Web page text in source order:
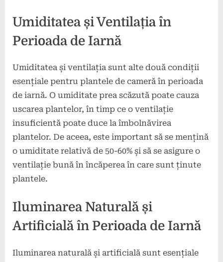
Umiditatea și Ventilația în
Perioada de Iarnă
Umiditatea și ventilația sunt alte două condiții
esențiale pentru plantele de cameră în perioada
de iarnă. O umiditate prea scăzută poate cauza
uscarea plantelor, în timp ce o ventilație
insuficientă poate duce la îmbolnăvirea
plantelor. De aceea, este important să se mențină
o umiditate relativă de 50-60% și să se asigure o
ventilație bună în încăperea în care sunt ținute
plantele.
Iluminarea Naturală și
Artificială în Perioada de Iarnă
Iluminarea naturală și artificială sunt esențiale